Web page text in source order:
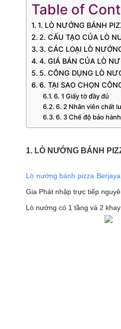
Table of
1. LÒ NƯỚNG BÁNH
2. CẤU TẠO CỦA LÒ
3. CÁC LOẠI LÒ
4. GIÁ BÁN CỦA LÒ
5. CÔNG DỤNG LÒ
6. TẠI SAO CHỌN
6. 1 Giấy tờ đầy đủ
6. 2 Nhân viên chất
6. 3 Chế độ bảo
1. LÒ NƯỚNG BÁNH
Lò nướng bánh pizza
Gia Phát nhập trực tiếp
Lò nướng có 1 tầng và 2